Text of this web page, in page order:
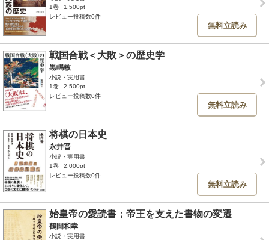
1巻
1,500pt
レビュー投稿数0件
無料立読み
戦国合戦＜大敗＞の歴史学
黒嶋敏
小説・実用書
1巻
2,500pt
レビュー投稿数0件
無料立読み
将棋の日本史
永井晋
小説・実用書
1巻
2,000pt
レビュー投稿数0件
無料立読み
始皇帝の愛読書；帝王を支えた書物の変遷
鶴間和幸
小説・実用書